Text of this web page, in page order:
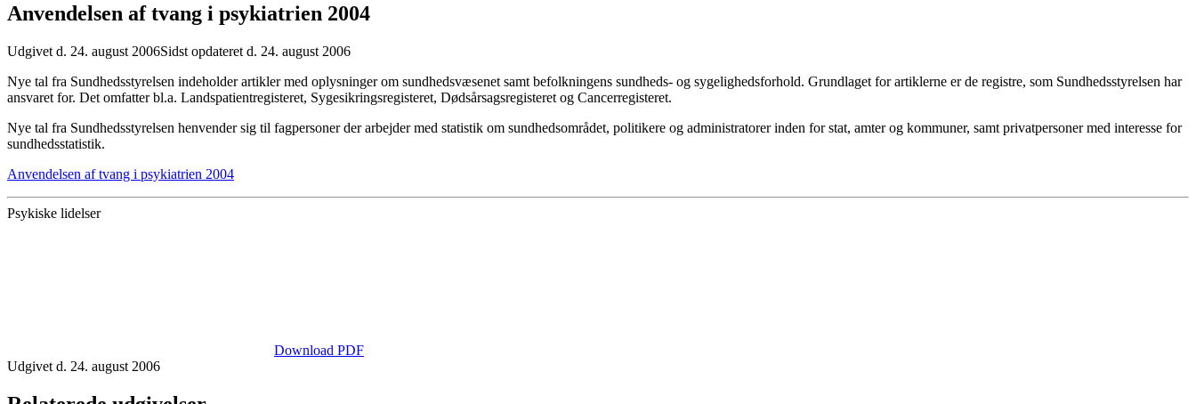
Anvendelsen af tvang i psykiatrien 2004
Udgivet d. 24. august 2006Sidst opdateret d. 24. august 2006
Nye tal fra Sundhedsstyrelsen indeholder artikler med oplysninger om sundhedsvæsenet samt befolkningens sundheds- og sygelighedsforhold. Grundlaget for artiklerne er de registre, som Sundhedsstyrelsen har
ansvaret for. Det omfatter bl.a. Landspatientregisteret, Sygesikringsregisteret, Dødsårsagsregisteret og Cancerregisteret.
Nye tal fra Sundhedsstyrelsen henvender sig til fagpersoner der arbejder med statistik om sundhedsområdet, politikere og administratorer inden for stat, amter og kommuner, samt privatpersoner med interesse for
sundhedsstatistik.
Anvendelsen af tvang i psykiatrien 2004
Psykiske lidelser
Download PDF
Udgivet d. 24. august 2006